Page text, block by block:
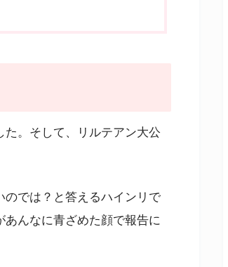
。そして、リルテアン大公
のでは？と答えるハインリで
んなに青ざめた顔で報告に